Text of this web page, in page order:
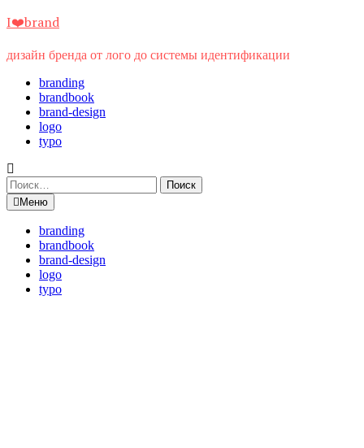
Перейти
содержимому
I❤️brand
дизайн бренда от лого до системы идентификации
branding
brandbook
brand-design
logo
typo
Найти:
Меню
branding
brandbook
brand-design
logo
typo